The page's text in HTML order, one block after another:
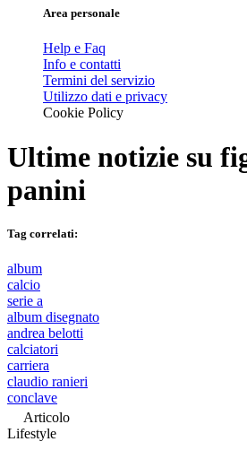
Area personale
Help e Faq
Info e contatti
Termini del servizio
Utilizzo dati e privacy
Cookie Policy
Ultime notizie su
panini
Tag correlati:
album
calcio
serie a
album disegnato
andrea belotti
calciatori
carriera
claudio ranieri
conclave
Articolo
Lifestyle